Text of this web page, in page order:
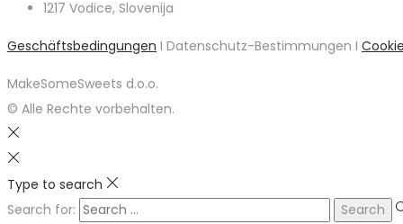
1217 Vodice, Slovenija
Geschäftsbedingungen I Datenschutz-Bestimmungen I
MakeSomeSweets d.o.o.
© Alle Rechte vorbehalten.
Type to search
Search for: